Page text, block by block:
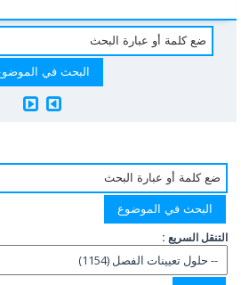
التنقل السريع :